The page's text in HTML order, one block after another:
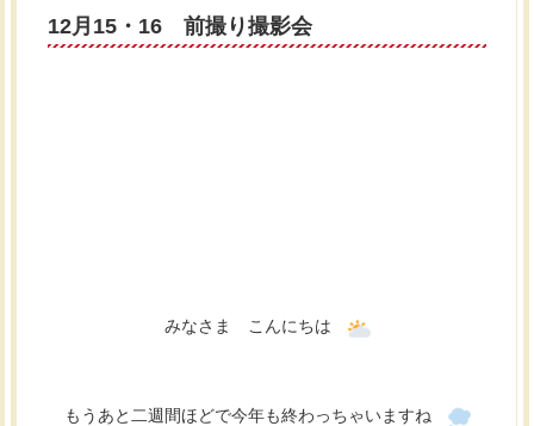
12月15・16 前撮り撮影会
みなさま こんにちは
もうあと二週間ほどで今年も終わっちゃいますね